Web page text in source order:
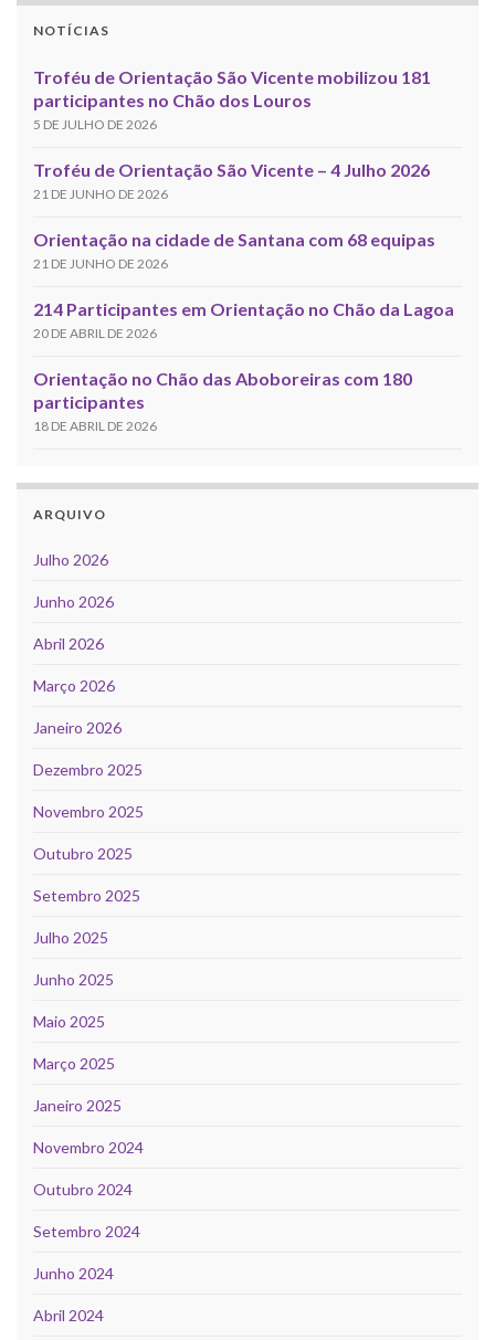
NOTÍCIAS
Troféu de Orientação São Vicente mobilizou 181
participantes no Chão dos Louros
5 DE JULHO DE 2026
Troféu de Orientação São Vicente – 4 Julho 2026
21 DE JUNHO DE 2026
Orientação na cidade de Santana com 68 equipas
21 DE JUNHO DE 2026
214 Participantes em Orientação no Chão da Lagoa
20 DE ABRIL DE 2026
Orientação no Chão das Aboboreiras com 180
participantes
18 DE ABRIL DE 2026
ARQUIVO
Julho 2026
Junho 2026
Abril 2026
Março 2026
Janeiro 2026
Dezembro 2025
Novembro 2025
Outubro 2025
Setembro 2025
Julho 2025
Junho 2025
Maio 2025
Março 2025
Janeiro 2025
Novembro 2024
Outubro 2024
Setembro 2024
Junho 2024
Abril 2024